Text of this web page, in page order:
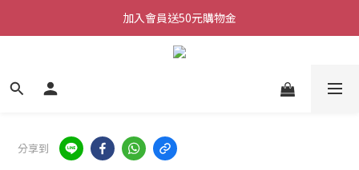
加入會員送50元購物金
分享到